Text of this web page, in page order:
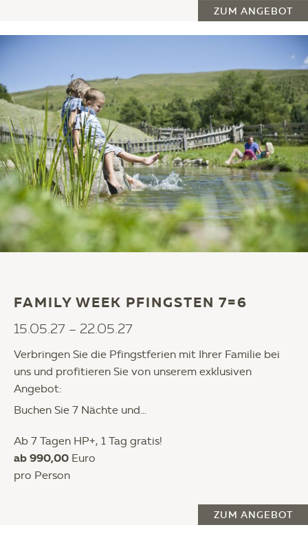
ZUM ANGEBOT
FAMILY WEEK PFINGSTEN 7=6
15.05.27 – 22.05.27
Verbringen Sie die Pfingstferien mit Ihrer Familie bei
uns und profitieren Sie von unserem exklusiven
Angebot:
Buchen Sie 7 Nächte und...
Ab 7 Tagen HP+, 1 Tag gratis!
ab 990,00 Euro
pro Person
ZUM ANGEBOT